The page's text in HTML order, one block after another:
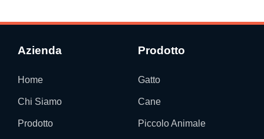
Azienda
Home
Chi Siamo
Prodotto
Prodotto
Gatto
Cane
Piccolo Animale